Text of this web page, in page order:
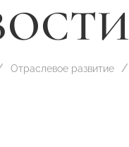
Отраслевое развитие